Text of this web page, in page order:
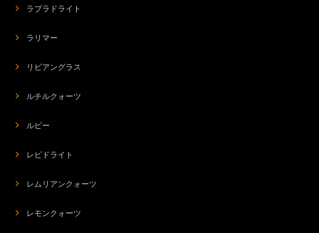
ラブラドライト
ラリマー
リビアングラス
ルチルクォーツ
ルビー
レピドライト
レムリアンクォーツ
レモンクォーツ